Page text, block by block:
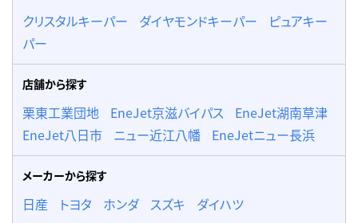
クリスタルキーパー ダイヤモンドキーパー
ピュアキー
パー
店舗から探す
栗東工業団地 EneJet京滋バイパス
EneJet湖南草津
EneJet八日市
ニュー近江八幡 EneJetニュー長浜
メーカーから探す
日産 トヨタ ホンダ スズキ ダイハツ